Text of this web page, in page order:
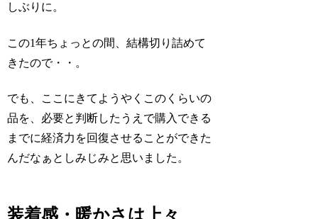
しぶりに。
この1年ちょっとの間、結構切り詰めて
きたので・・。
でも、ここにきてようやくこのくらいの
品を、必要と判断したうえで購入できる
までに経済力を回復させることができた
んだなぁとしみじみと思いました。
装着感・暖かさは上々